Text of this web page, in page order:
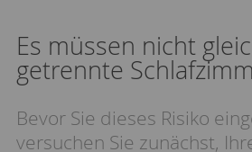
Es müssen nicht
getrennte
Bevor Sie dieses Risiko
versuchen Sie zunächst,